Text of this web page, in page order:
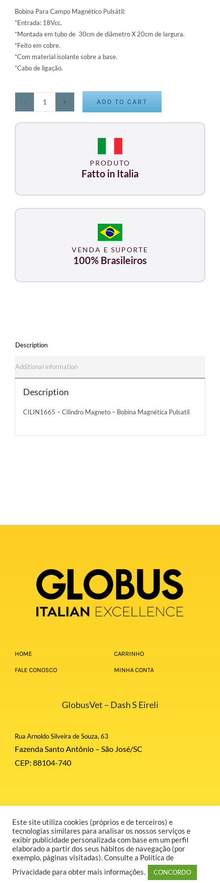
Bobina Para Campo Magnético Pulsátil:
*Entrada: 18Vcc.
*Montada em tubo de 30cm de diâmetro X 20cm de largura.
*Feito em cobre.
*Com material isolante sobre a base.
*Cabo de ligação.
Cilindro
ADD TO CART
PRODUTO
Fatto in Italia
VENDA E SUPORTE
100% Brasileiros
Description
Additional information
Description
CILIN1665 – Cilindro Magneto – Bobina Magnética Pulsatil
HOME
FALE CONOSCO
CARRINHO
MINHA CONTA
GlobusVet – Dash S Eireli
Rua Arnoldo Silveira de Souza, 63
Fazenda Santo Antônio – São José/SC
CEP: 88104-740
© Copyright 2026 | Globus Corporation | Todos Direitos Reservados |
Desenvolvido por GR COMUNICAÇÃO.
Este site utiliza cookies (próprios e de terceiros) e
tecnologias similares para analisar os nossos serviços e
exibir publicidade personalizada com base em um perfil
elaborado a partir dos seus hábitos de navegação (por
exemplo, páginas visitadas). Consulte a Política de
Privacidade para obter mais informações.
CONCORDO